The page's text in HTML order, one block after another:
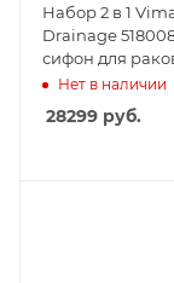
Набор 2 в 1
Drainage
сифон для
донный клапан
перелива,
белый
Нет в наличии
28299 руб.